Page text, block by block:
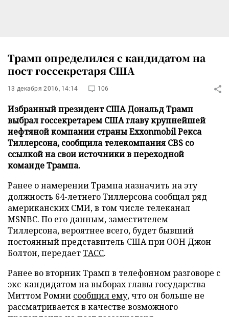
Трамп определился с кандидатом на
пост госсекретаря США
13 декабря 2016, 14:14 106
Избранный президент США Дональд Трамп
выбрал госсекретарем США главу крупнейшей
нефтяной компании страны Exxonmobil Рекса
Тиллерсона, сообщила телекомпания CBS со
ссылкой на свои источники в переходной
команде Трампа.
Ранее о намерении Трампа назначить на эту
должность 64-летнего Тиллерсона сообщал ряд
американских СМИ, в том числе телеканал
MSNBC. По его данным, заместителем
Тиллерсона, вероятнее всего, будет бывший
постоянный представитель США при ООН Джон
Болтон, передаетТАСС.
Ранее во вторник Трамп в телефонном разговоре с
экс-кандидатом на выборах главы государства
Миттом Ромни сообщил ему, что он больше не
рассматривается в качестве возможного